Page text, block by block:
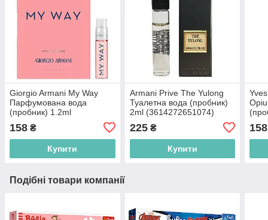
Giorgio Armani My Way
Парфумована вода
(пробник) 1.2ml
158 ₴
Купити
Armani Prive The Yulong
Туалетна вода (пробник)
2ml (3614272651074)
225₴
Купити
158
Подібні товари компанії